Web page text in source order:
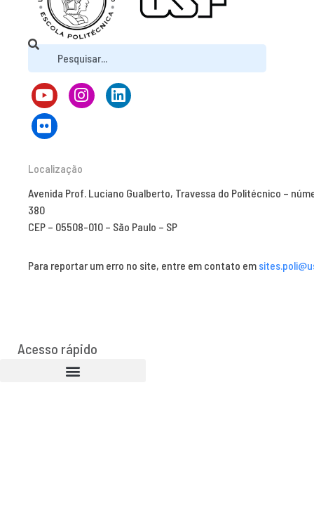
Localização
Avenida Prof. Luciano Gualberto, Travessa do Politécnico –
380
CEP – 05508-010 – São Paulo – SP
Para reportar um erro no site, entre em contato em
Acesso rápido